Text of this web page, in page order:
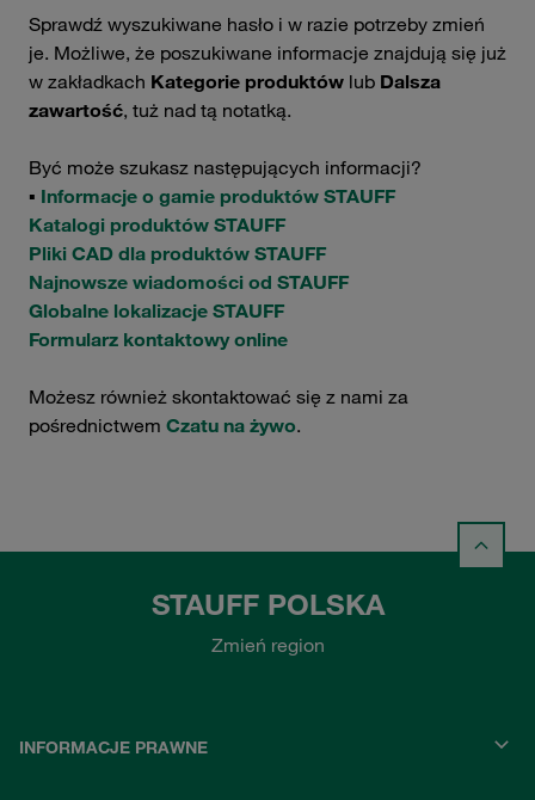
Sprawdź wyszukiwane hasło i w razie potrzeby zmień
je. Możliwe, że poszukiwane informacje znajdują się już
w zakładkach Kategorie produktów lub Dalsza
zawartość, tuż nad tą notatką.
Być może szukasz następujących informacji?
▪ Informacje o gamie produktów STAUFF
Katalogi produktów STAUFF
Pliki CAD dla produktów STAUFF
Najnowsze wiadomości od STAUFF
Globalne lokalizacje STAUFF
Formularz kontaktowy online
Możesz również skontaktować się z nami za
pośrednictwem Czatu na żywo.
STAUFF POLSKA
Zmień region
INFORMACJE PRAWNE